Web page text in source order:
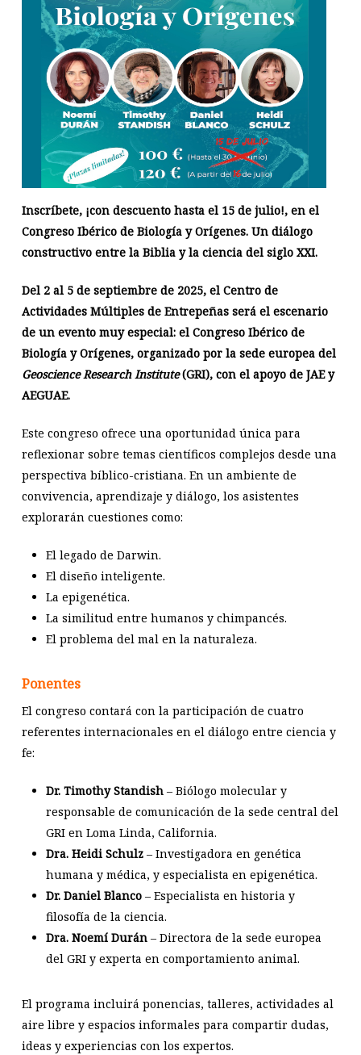
Inscríbete, ¡con descuento hasta el 15 de julio!, en el
Congreso Ibérico de Biología y Orígenes. Un diálogo
constructivo entre la Biblia y la ciencia del siglo XXI.
Del 2 al 5 de septiembre de 2025, el Centro de
Actividades Múltiples de Entrepeñas será el escenario
de un evento muy especial: el Congreso Ibérico de
Biología y Orígenes, organizado por la sede europea del
Geoscience Research Institute(GRI), con el apoyo de JAE y
AEGUAE.
Este congreso ofrece una oportunidad única para
reflexionar sobre temas científicos complejos desde una
perspectiva bíblico-cristiana. En un ambiente de
convivencia, aprendizaje y diálogo, los asistentes
explorarán cuestiones como:
El legado de Darwin.
El diseño inteligente.
La epigenética.
La similitud entre humanos y chimpancés.
El problema del mal en la naturaleza.
Ponentes
El congreso contará con la participación de cuatro
referentes internacionales en el diálogo entre ciencia y
fe:
Dr. Timothy Standish– Biólogo molecular y
responsable de comunicación de la sede central del
GRI en Loma Linda, California.
Dra. Heidi Schulz– Investigadora en genética
humana y médica, y especialista en epigenética.
Dr. Daniel Blanco– Especialista en historia y
filosofía de la ciencia.
Dra. Noemí Durán– Directora de la sede europea
del GRI y experta en comportamiento animal.
El programa incluirá ponencias, talleres, actividades al
aire libre y espacios informales para compartir dudas,
ideas y experiencias con los expertos.